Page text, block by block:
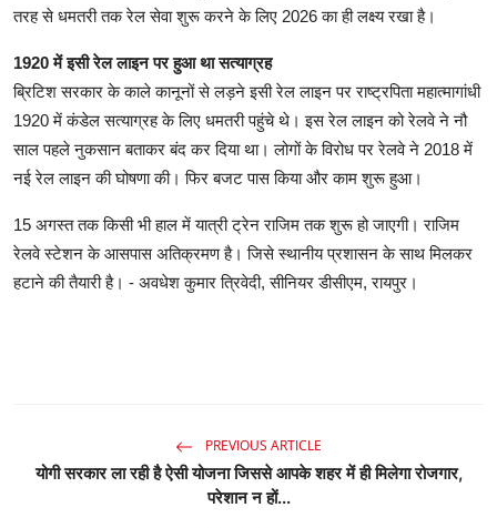
तरह से धमतरी तक रेल सेवा शुरू करने के लिए 2026 का ही लक्ष्य रखा है।
1920 में इसी रेल लाइन पर हुआ था सत्याग्रह
ब्रिटिश सरकार के काले कानूनों से लड़ने इसी रेल लाइन पर राष्ट्रपिता महात्मागांधी
1920 में कंडेल सत्याग्रह के लिए धमतरी पहुंचे थे। इस रेल लाइन को रेलवे ने नौ
साल पहले नुकसान बताकर बंद कर दिया था। लोगों के विरोध पर रेलवे ने 2018 में
नई रेल लाइन की घोषणा की। फिर बजट पास किया और काम शुरू हुआ।
15 अगस्त तक किसी भी हाल में यात्री ट्रेन राजिम तक शुरू हो जाएगी। राजिम
रेलवे स्टेशन के आसपास अतिक्रमण है। जिसे स्थानीय प्रशासन के साथ मिलकर
हटाने की तैयारी है। - अवधेश कुमार त्रिवेदी, सीनियर डीसीएम, रायपुर।
PREVIOUS ARTICLE
योगी सरकार ला रही है ऐसी योजना जिससे आपके शहर में ही मिलेगा रोजगार,
परेशान न हों...